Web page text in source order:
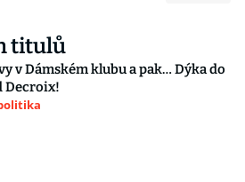
titulů
v Dámském klubu a pak… Dýka do
Decroix!